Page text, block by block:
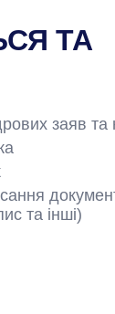
ТА
заяв та
та інші)